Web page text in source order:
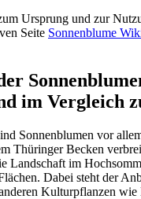
Ursprung und zur
Seite Sonnenblume
im Vergleich
Sonnenblumen vor
Thüringer Becken
Landschaft im
Dabei steht der
Kulturpflanzen wie